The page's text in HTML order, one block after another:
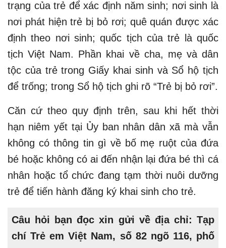
trạng của trẻ để xác định năm sinh; nơi sinh là
nơi phát hiện trẻ bị bỏ rơi; quê quán được xác
định theo nơi sinh; quốc tịch của trẻ là quốc
tịch Việt Nam. Phần khai về cha, mẹ và dân
tộc của trẻ trong Giấy khai sinh và Sổ hộ tịch
để trống; trong Sổ hộ tịch ghi rõ “Trẻ bị bỏ rơi”.
Căn cứ theo quy định trên, sau khi hết thời
hạn niêm yết tại Ủy ban nhân dân xã mà vẫn
không có thông tin gì về bố mẹ ruột của đứa
bé hoặc không có ai đến nhận lại đứa bé thì cá
nhân hoặc tổ chức đang tạm thời nuôi dưỡng
trẻ để tiến hành đăng ký khai sinh cho trẻ.
Câu hỏi bạn đọc xin gửi về địa chỉ: Tạp
chí Trẻ em Việt Nam, số 82 ngõ 116, phố